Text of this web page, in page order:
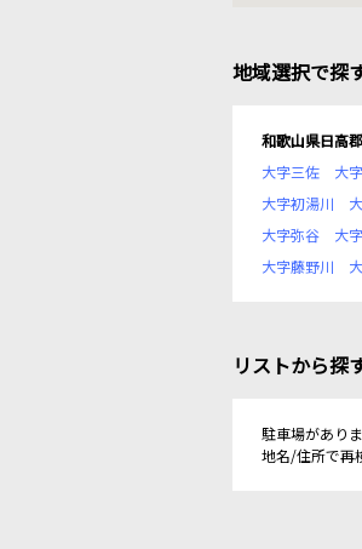
地域選択で探
和歌山県日高
大字三佐
大
大字初湯川
大字弥谷
大
大字藤野川
リストから探
駐車場がありま
地名/住所で再